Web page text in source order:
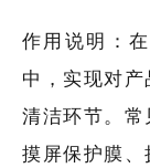
作用说明：
中，实现对产
清洁环节。
摸屏保护膜